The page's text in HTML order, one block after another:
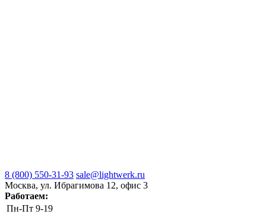
8 (800) 550-31-93 sale@lightwerk.ru
Москва, ул. Ибрагимова 12, офис 3
Работаем:
Пн-Пт 9-19